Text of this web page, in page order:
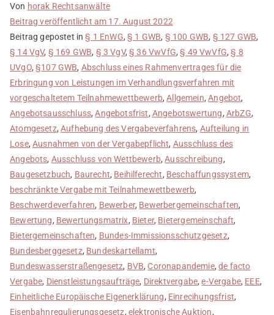
Von horak Rechtsanwälte
Beitrag veröffentlicht am 17. August 2022
Beitrag gepostet in§ 1 EnWG,§ 1 GWB, § 100 GWB, § 127 GWB,
§ 14 VgV, § 169 GWB, § 3 VgV,§ 36 VwVfG,§ 49 VwVfG,§ 8
UVgO,§107 GWB, Abschluss eines Rahmenvertrages für die
Erbringung von Leistungen im Verhandlungsverfahren mit
vorgeschaltetem Teilnahmewettbewerb,Allgemein,Angebot,
Angebotsausschluss,Angebotsfrist, Angebotswertung, ArbZG,
Atomgesetz,Aufhebung des Vergabeverfahrens, Aufteilung in
Lose,Ausnahmen von der Vergabepflicht, Ausschluss des
Angebots, Ausschluss von Wettbewerb,Ausschreibung,
Baugesetzbuch, Baurecht, Beihilferecht, Beschaffungssystem,
beschränkte Vergabe mit Teilnahmewettbewerb,
Beschwerdeverfahren, Bewerber, Bewerbergemeinschaften,
Bewertung, Bewertungsmatrix, Bieter, Bietergemeinschaft,
Bietergemeinschaften, Bundes-Immissionsschutzgesetz,
Bundesberggesetz, Bundeskartellamt,
Bundeswasserstraßengesetz, BVB,Coronapandemie,de facto
Vergabe, Dienstleistungsaufträge, Direktvergabe,e-Vergabe, EEE,
Einheitliche Europäische Eigenerklärung, Einrecihungsfrist,
Eisenbahnregulierungsgesetz, elektronische Auktion,